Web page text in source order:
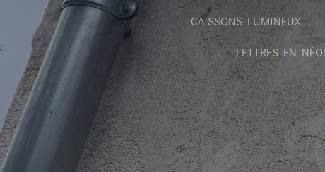
CAISSONS LUMINEUX
LETTRES EN